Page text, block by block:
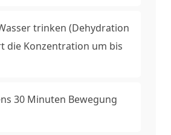
trinken (Dehydration
die Konzentration um bis
30 Minuten Bewegung